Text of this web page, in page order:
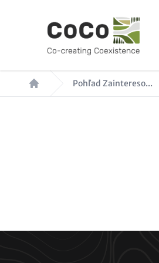
Omrvinka Pohľad Zaintereso...